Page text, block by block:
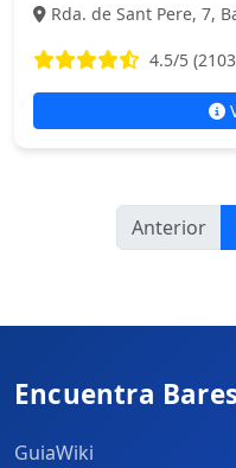
Rda. de Sant Pere, 7,
4.5/5 (2103
Anterior
Encuentra
GuiaWiki